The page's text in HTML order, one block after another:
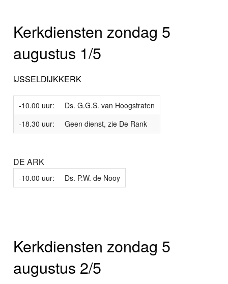
Kerkdiensten zondag 5
augustus 1/5
IJSSELDIJKKERK
-10.00 uur:
Ds. G.G.S. van Hoogstraten
-18.30 uur:
Geen dienst, zie De Rank
DE ARK
-10.00 uur: Ds. P.W. de Nooy
Kerkdiensten zondag 5
augustus 2/5